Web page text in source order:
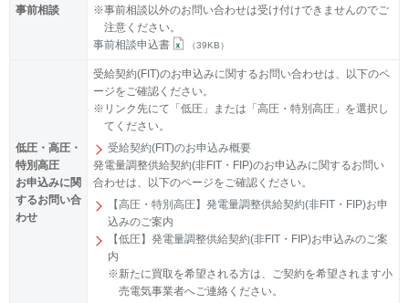
事前相談
※事前相談以外のお問い合わせは受け付けできませんのでご
注意ください。
事前相談申込書
（39KB）
低圧・高圧・
特別高圧
お申込みに関
するお問い合
わせ
受給契約(FIT)のお申込みに関するお問い合わせは、以下のペ
ージをご確認ください。
※ リンク先にて「低圧」または「高圧・特別高圧」を選択し
てください。
受給契約(FIT)のお申込み概要
発電量調整供給契約(非FIT・FIP)のお申込みに関するお問い
合わせは、以下のページをご確認ください。
【高圧・特別高圧】発電量調整供給契約(非FIT・FIP)お申
込みのご案内
【低圧】発電量調整供給契約(非FIT・FIP)お申込みのご案
内
※新たに買取を希望される方は、ご契約を希望されます小
売電気事業者へご連絡ください。